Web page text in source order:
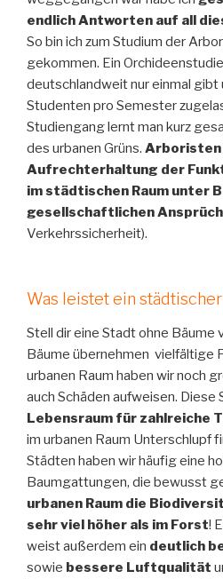
endlich Antworten auf all
So bin ich zum Studium der
gekommen. Ein
deutschlandweit nur einmal gibt
Studenten pro Semester
Studiengang lernt man kurz
des urbanen Grüns. Arboristen
Aufrechterhaltung der
im städtischen Raum unter
gesellschaftlichen
Verkehrssicherheit).
Was leistet ein
Stell dir eine Stadt ohne Bäume
Bäume übernehmen vielfältige
urbanen Raum haben wir noch
auch Schäden aufweisen. Diese
Lebensraum für zahlreiche
im urbanen Raum Unterschlupf
Städten haben wir häufig eine
Baumgattungen, die bewusst
urbanen Raum die
sehr viel höher als im Forst!
weist außerdem ein deutlich
sowie bessere Luftqualität